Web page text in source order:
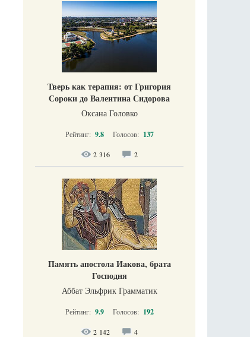
Тверь как терапия: от Григория
Сороки до Валентина Сидорова
Оксана Головко
Рейтинг: 9.8 Голосов: 137
2 316 2
Память апостола Иакова, брата
Господня
Аббат Эльфрик Грамматик
Рейтинг: 9.9 Голосов: 192
2 142 4